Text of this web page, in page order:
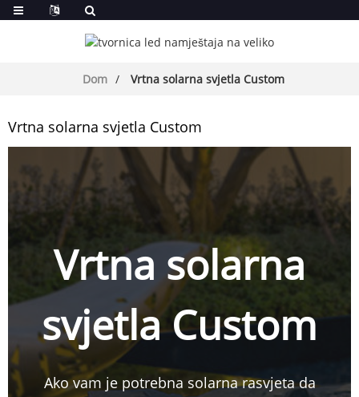
Dom Vrtna solarna svjetla Custom
Vrtna solarna svjetla Custom
Vrtna solarna
svjetla Custom
Ako vam je potrebna solarna rasvjeta da